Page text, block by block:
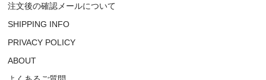
注文後の確認メールについて
SHIPPING INFO
PRIVACY POLICY
ABOUT